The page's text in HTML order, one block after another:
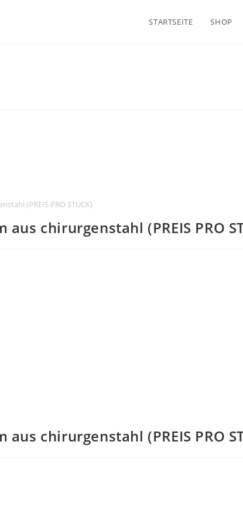
STARTSEITE SHOP
(PREIS PRO STÜCK)
chirurgenstahl (PREIS PRO
chirurgenstahl (PREIS PRO